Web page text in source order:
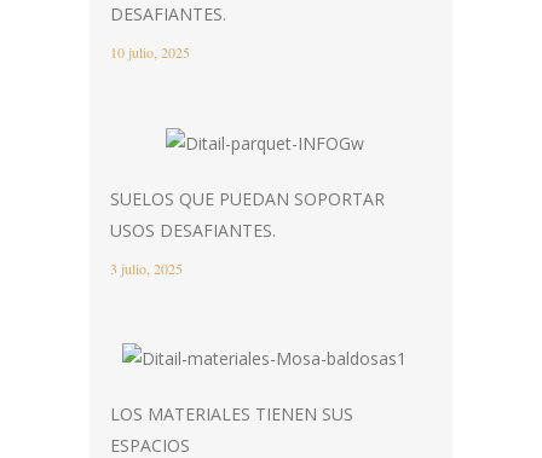
DESAFIANTES.
10 julio, 2025
SUELOS QUE PUEDAN SOPORTAR
USOS DESAFIANTES.
3 julio, 2025
LOS MATERIALES TIENEN SUS
ESPACIOS